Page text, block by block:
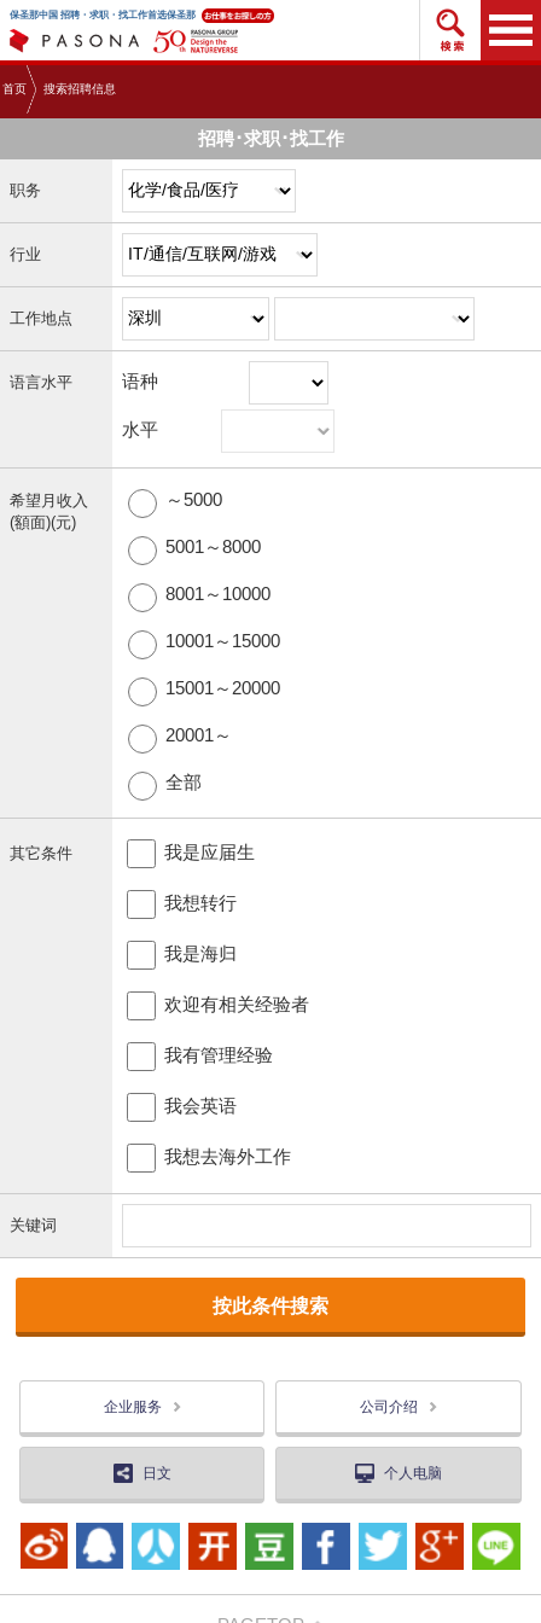
保圣那中国 招聘・求职・找工作首选保圣那 搜索
首页 搜索招聘信息
招聘･求职･找工作
职务
行业
工作地点
语言水平 语种
水平
希望月收入
(額面)(元)
～5000
5001～8000
8001～10000
10001～15000
15001～20000
20001～
全部
其它条件 我是应届生
我想转行
我是海归
欢迎有相关经验者
我有管理经验
我会英语
我想去海外工作
关键词
企业服务 公司介绍
日文 个人电脑